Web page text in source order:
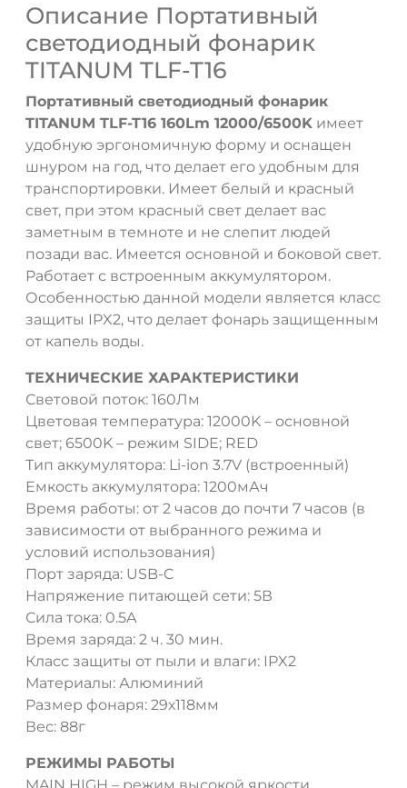
Описание Портативный
светодиодный фонарик
TITANUM TLF-T16
Портативный светодиодный фонарик
TITANUM TLF-T16 160Lm 12000/6500K имеет
удобную эргономичную форму и оснащен
шнуром на год, что делает его удобным для
транспортировки. Имеет белый и красный
свет, при этом красный свет делает вас
заметным в темноте и не слепит людей
позади вас. Имеется основной и боковой свет.
Работает с встроенным аккумулятором.
Особенностью данной модели является класс
защиты IPX2, что делает фонарь защищенным
от капель воды.
ТЕХНИЧЕСКИЕ ХАРАКТЕРИСТИКИ
Световой поток: 160Лм
Цветовая температура: 12000K – основной
свет; 6500K – режим SIDE; RED
Тип аккумулятора: Li-ion 3.7V (встроенный)
Емкость аккумулятора: 1200мАч
Время работы: от 2 часов до почти 7 часов (в
зависимости от выбранного режима и
условий использования)
Порт заряда: USB-C
Напряжение питающей сети: 5В
Сила тока: 0.5A
Время заряда: 2 ч. 30 мин.
Класс защиты от пыли и влаги: IPX2
Материалы: Алюминий
Размер фонаря: 29х118мм
Вес: 88г
РЕЖИМЫ РАБОТЫ